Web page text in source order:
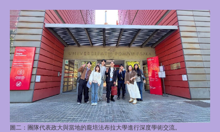
圖二： 團隊代表政大與當地的龐培法布拉大學進行深度學術交流。